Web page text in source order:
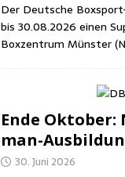
Der Deut­sche
bis 30.08.2026 einen
Box­zen­trum Müns­ter
Ende Okto­ber:
man-
30. Juni 2026